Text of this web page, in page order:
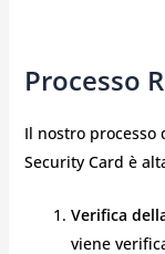
Processo
Il nostro processo
Security Card è
Verifica
viene